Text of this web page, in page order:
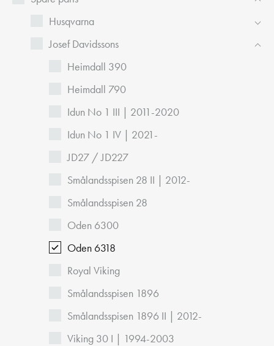
Husqvarna
Josef Davidssons
Heimdall 390
Heimdall 790
Idun No 1 III | 2011-2020
Idun No 1 IV | 2021-
JD27 / JD227
Smålandsspisen 28 II | 2012-
Smålandsspisen 28
Oden 6300
Oden 6318
Royal Viking
Smålandsspisen 1896
Smålandsspisen 1896 II | 2012-
Viking 30 I | 1994-2003